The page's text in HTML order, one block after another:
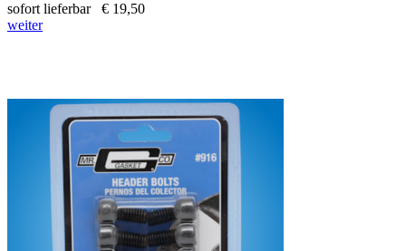
sofort lieferbar
€ 19,50
weiter